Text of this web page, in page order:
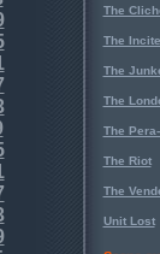
The
The
The
The
The
The Riot
The
Unit Lost